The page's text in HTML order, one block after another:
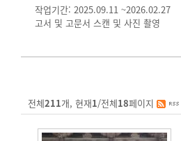
작업기간: 2025.09.11 ~2026.02.27
고서 및 고문서 스캔 및 사진 촬영
전체211개, 현재1/전체18페이지